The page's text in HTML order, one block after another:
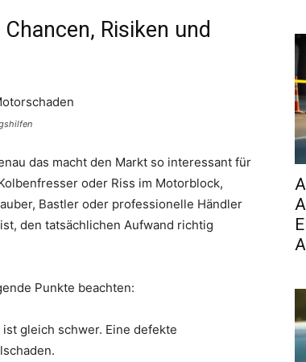
Risiken und
das macht den Markt so interessant für
oder Riss im Motorblock,
Bastler oder professionelle Händler
den tatsächlichen Aufwand richtig
Punkte beachten:
gleich schwer. Eine defekte